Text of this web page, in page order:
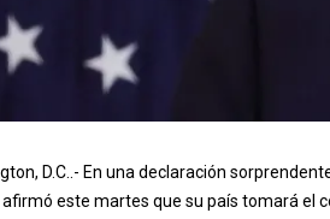
D.C..- En una declaración
este martes que su país tomará el